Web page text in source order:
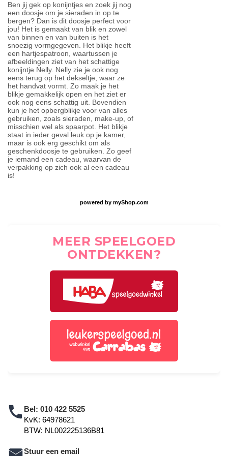
Ben jij gek op konijntjes en zoek jij nog
een doosje om je sieraden in op te
bergen? Dan is dit doosje perfect voor
jou! Het is gemaakt van blik en zowel
van binnen en van buiten is het
snoezig vormgegeven. Het blikje heeft
een hartjespatroon, waartussen je
afbeeldingen ziet van het schattige
konijntje Nelly. Nelly zie je ook nog
eens terug op het dekseltje, waar ze
het handvat vormt. Zo maak je het
blikje gemakkelijk open en het ziet er
ook nog eens schattig uit. Bovendien
kun je het opbergblikje voor van alles
gebruiken, zoals sieraden, make-up, of
misschien wel als spaarpot. Het blikje
staat in ieder geval leuk op je kamer,
maar is ook erg geschikt om als
geschenkdoosje te gebruiken. Zo geef
je iemand een cadeau, waarvan de
verpakking op zich ook al een cadeau
is!
powered by myShop.com
MEER SPEELGOED
ONTDEKKEN?
Bel: 010 422 5525
KvK: 64978621
BTW: NL002225136B81
Stuur een email